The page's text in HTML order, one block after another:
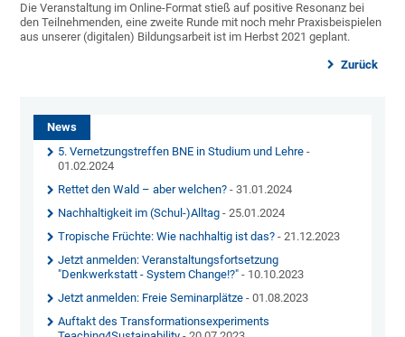
Die Veranstaltung im Online-Format stieß auf positive Resonanz bei
den Teilnehmenden, eine zweite Runde mit noch mehr Praxisbeispielen
aus unserer (digitalen) Bildungsarbeit ist im Herbst 2021 geplant.
Zurück
News
5. Vernetzungstreffen BNE in Studium und Lehre -
01.02.2024
Rettet den Wald – aber welchen? - 31.01.2024
Nachhaltigkeit im (Schul-)Alltag - 25.01.2024
Tropische Früchte: Wie nachhaltig ist das? - 21.12.2023
Jetzt anmelden: Veranstaltungsfortsetzung
"Denkwerkstatt - System Change!?" - 10.10.2023
Jetzt anmelden: Freie Seminarplätze - 01.08.2023
Auftakt des Transformationsexperiments